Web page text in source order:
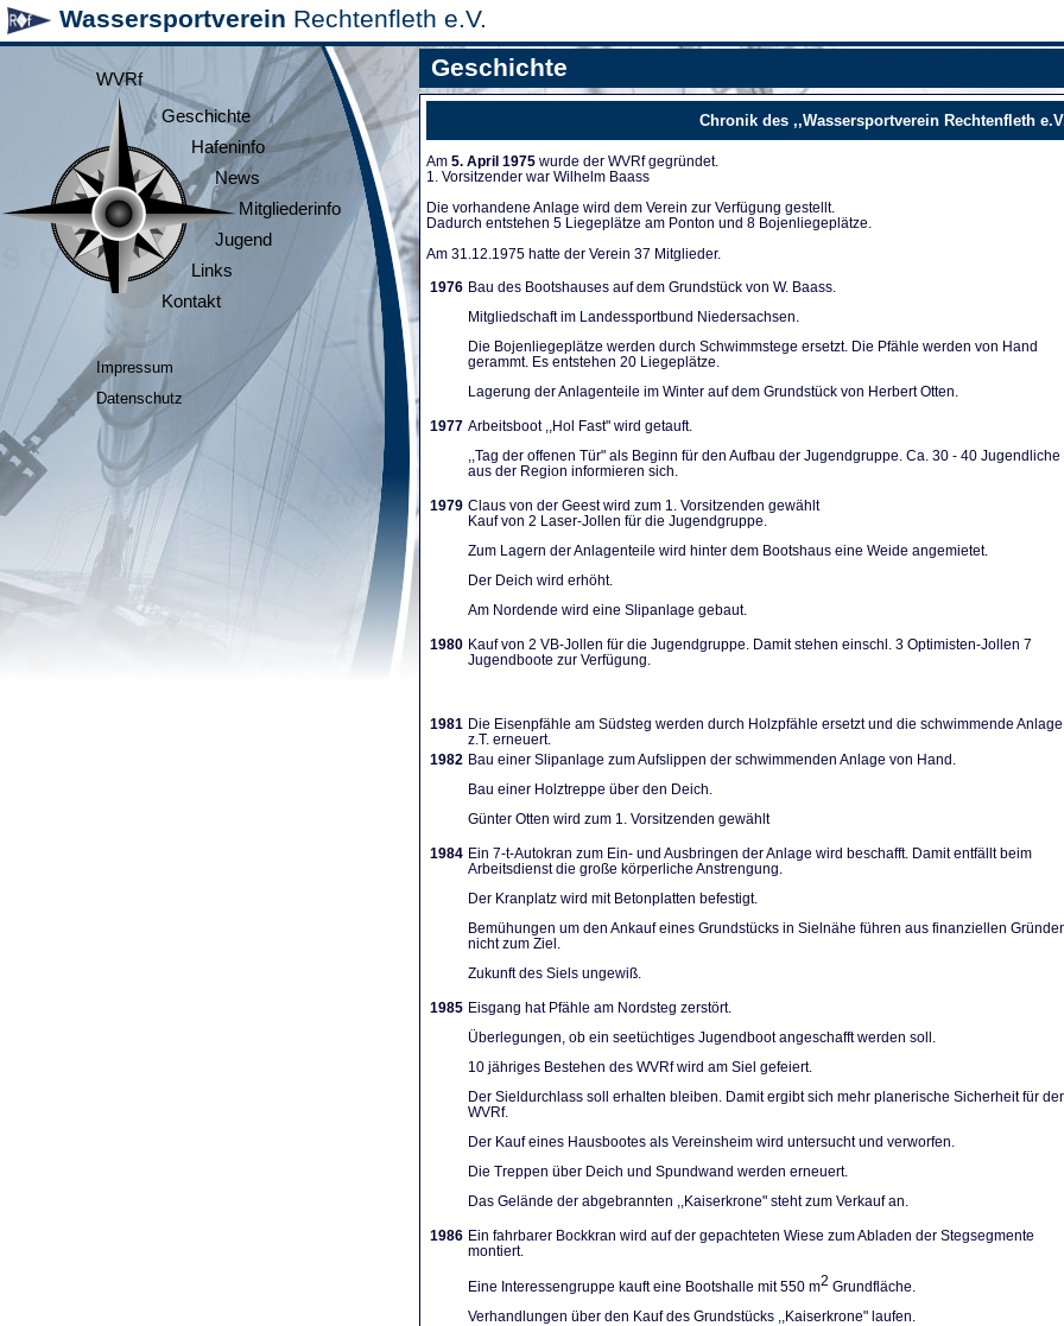
Wassersportverein Rechtenfleth e.V.
WVRf
Geschichte
Hafeninfo
News
Mitgliederinfo
Jugend
Links
Kontakt
Impressum
Datenschutz
Geschichte
Chronik des ,,Wassersportverein Rechtenfleth
Am 5. April 1975 wurde der WVRf gegründet.
1. Vorsitzender war Wilhelm Baass
Die vorhandene Anla­ge wird dem Verein zur Verfügung ge­stellt.
Dadurch entstehen 5 Liegeplät­ze am Ponton und 8 Bojenliegeplätze.
Am 31.12.1975 hatte der Verein 37 Mitglieder.
1976 Bau des Bootshauses auf dem Grundstück von W. Baass.
Mitgliedschaft im Landes­sportbund Niedersachsen.
Die Bojenliegeplätze werden durch Schwimmstege ersetzt. Die Pfähle werden von Hand
gerammt. Es entstehen 20 Lie­geplätze.
Lagerung der Anlagenteile im Winter auf dem Grundstück von Herbert Otten.
1977 Arbeitsboot ,,Hol Fast" wird getauft.
,,Tag der offenen Tür" als Be­ginn für den Aufbau der Jugendgruppe. Ca. 30 - 40 Ju­gendliche
aus der Region infor­mieren sich.
1979 Claus von der Geest wird zum 1. Vorsitzenden gewählt
Kauf von 2 Laser-Jollen für die Jugendgruppe.
Zum Lagern der Anlagentei­le wird hinter dem Bootshaus eine Weide angemietet.
Der Deich wird erhöht.
Am Nordende wird eine Slip­anlage gebaut.
1980 Kauf von 2 VB-Jollen für die Jugendgruppe. Damit stehen einschl. 3 Optimi­sten-Jollen 7
Jugendboote zur Verfügung.
1981 Die Eisenpfähle am Südsteg werden durch Holzpfähle ersetzt und die schwimmende Anlage
z.T. erneuert.
1982 Bau einer Slipanlage zum Aufslippen der schwimmenden Anlage von Hand.
Bau einer Holztreppe über den Deich.
Günter Otten wird zum 1. Vorsitzenden gewählt
1984 Ein 7-t-Autokran zum Ein- und Ausbringen der Anlage wird beschafft. Damit entfällt beim
Arbeits­dienst die große körperliche Anstrengung.
Der Kranplatz wird mit Be­tonplatten befestigt.
Bemühungen um den Ankauf eines Grundstücks in Sielnähe führen aus finanziellen
nicht zum Ziel.
Zukunft des Siels ungewiß.
1985 Eisgang hat Pfähle am Nordsteg zerstört.
Überlegungen, ob ein see­tüchtiges Jugendboot ange­schafft werden soll.
10 jähriges Bestehen des WVRf wird am Siel gefeiert.
Der Sieldurchlass soll erhal­ten bleiben. Damit ergibt sich mehr planerische Sicherheit für
WVRf.
Der Kauf eines Hausbootes als Vereinsheim wird unter­sucht und verworfen.
Die Treppen über Deich und Spundwand werden erneuert.
Das Gelände der abgebrann­ten ,,Kaiserkrone" steht zum Verkauf an.
1986 Ein fahrbarer Bockkran wird auf der gepachteten Wiese zum Abladen der Stegsegmente
montiert.
Eine Interessengruppe kauft eine Bootshalle mit 550 m2 Grundfläche.
Verhandlungen über den Kauf des Grundstücks ,,Kaiser­krone" laufen.